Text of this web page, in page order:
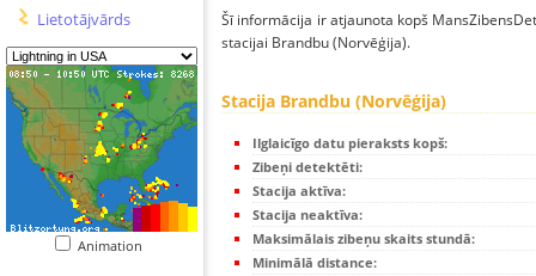
Lietotājvārds
Animation
Šī informācija ir atjaunota kopš
stacijai Brandbu (Norvēģija).
Stacija Brandbu (Norvēģija)
Ilglaicīgo datu pieraksts kopš:
Zibeņi detektēti:
Stacija aktīva:
Stacija neaktīva:
Maksimālais zibeņu skaits stundā:
Minimālā distance: